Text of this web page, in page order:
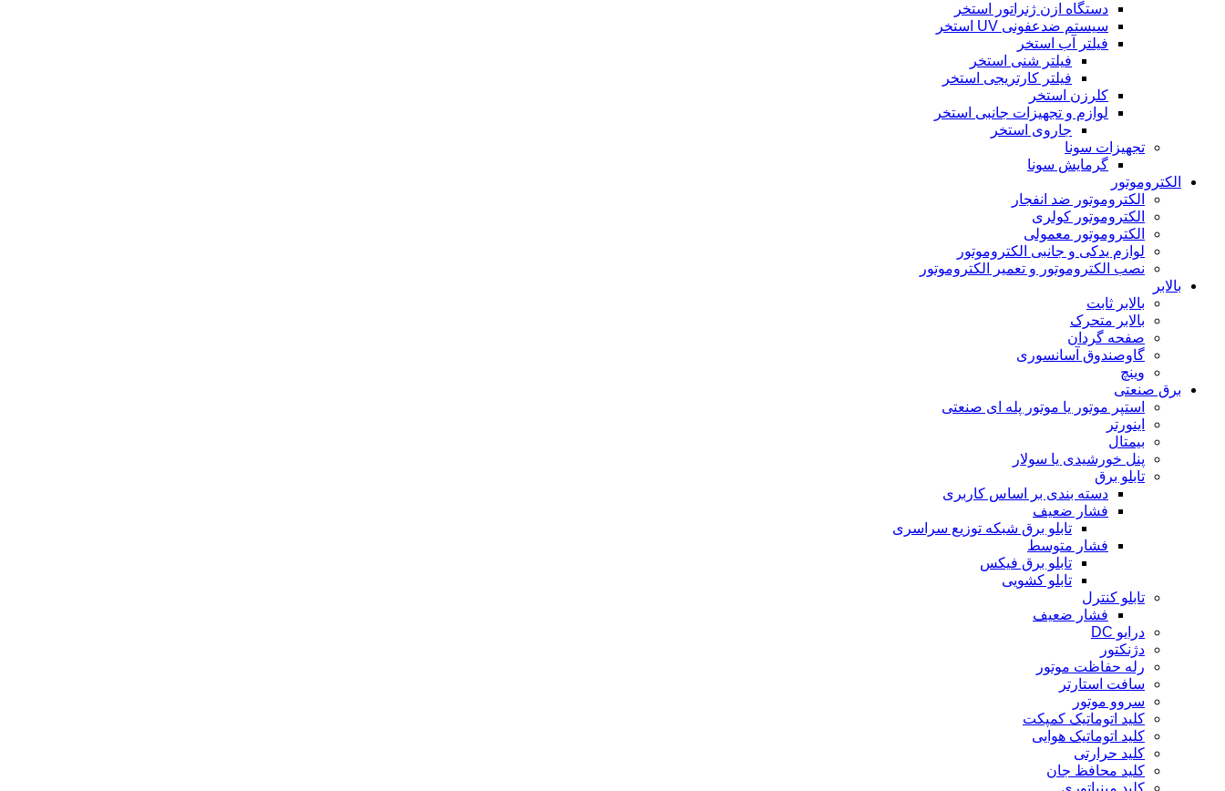
دستگاه ازن ژنراتور استخر
سیستم ضدعفونی UV استخر
فیلتر آب استخر
فیلتر شنی استخر
فیلتر کارتریجی استخر
کلرزن استخر
لوازم و تجهیزات جانبی استخر
جاروی استخر
تجهیزات سونا
گرمایش سونا
الکتروموتور
الکتروموتور ضد انفجار
الکتروموتور کولری
الکتروموتور معمولی
لوازم یدکی و جانبی الکتروموتور
نصب الکتروموتور و تعمیر الکتروموتور
بالابر
بالابر ثابت
بالابر متحرک
صفحه گردان
گاوصندوق آسانسوری
وینچ
برق صنعتی
استپر موتور یا موتور پله ای صنعتی
اینورتر
بیمتال
پنل خورشیدی یا سولار
تابلو برق
دسته بندی بر اساس کاربری
فشار ضعیف
تابلو برق شبکه توزیع سراسری
فشار متوسط
تابلو برق فیکس
تابلو کشویی
تابلو کنترل
فشار ضعیف
درایو DC
دژنکتور
رله حفاظت موتور
سافت استارتر
سروو موتور
کلید اتوماتیک کمپکت
کلید اتوماتیک هوایی
کلید حرارتی
کلید محافظ جان